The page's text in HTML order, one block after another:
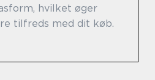
hvilket øger
tilfreds med dit køb.